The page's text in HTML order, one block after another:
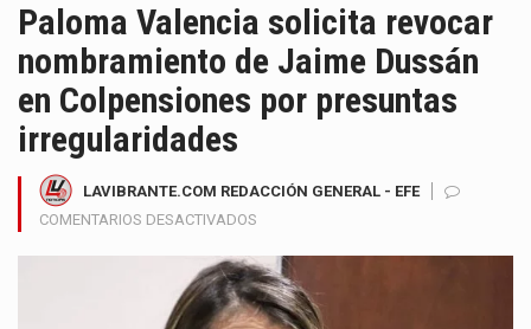
Paloma Valencia solicita revocar
nombramiento de Jaime Dussán
en Colpensiones por presuntas
irregularidades
LAVIBRANTE.COM REDACCIÓN GENERAL - EFE
COMENTARIOS DESACTIVADOS
VALENCIA
SOLICITA
REVOCAR